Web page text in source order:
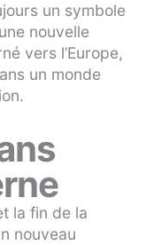
un symbole
nouvelle
vers l’Europe,
un monde
la fin de la
nouveau